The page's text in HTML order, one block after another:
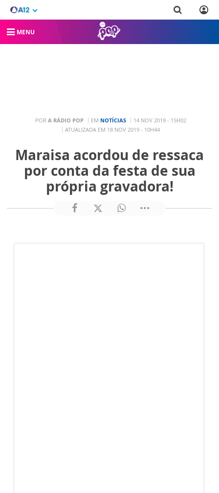
MENU
POR A RÁDIO POP EM NOTÍCIAS
14 NOV 2019 - 15H02
ATUALIZADA EM 18 NOV 2019 - 10H44
Maraisa acordou de ressaca
por conta da festa de sua
própria gravadora!